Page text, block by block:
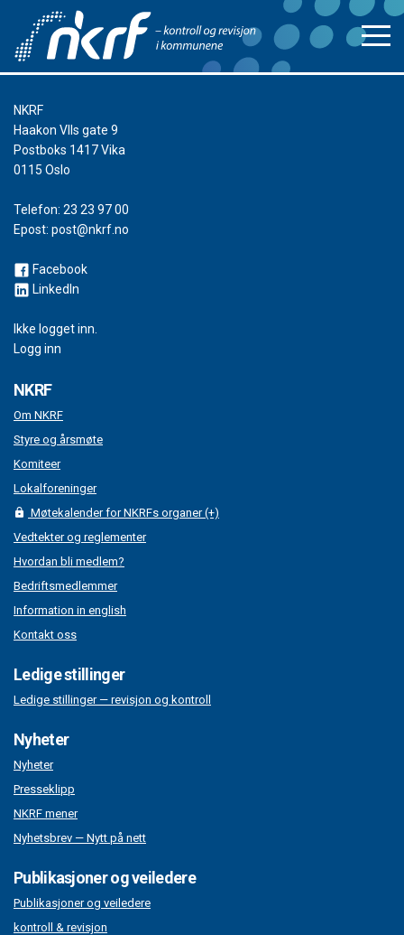
NKRF
Haakon VIIs gate 9
Postboks 1417 Vika
0115 Oslo
Telefon: 23 23 97 00
Epost: post@nkrf.no
Facebook
LinkedIn
Ikke logget inn.
Logg inn
NKRF
Om NKRF
Styre og årsmøte
Komiteer
Lokalforeninger
Møtekalender for NKRFs organer (+)
Vedtekter og reglementer
Hvordan bli medlem?
Bedriftsmedlemmer
Information in english
Kontakt oss
Ledige stillinger
Ledige stillinger — revisjon og kontroll
Nyheter
Nyheter
Presseklipp
NKRF mener
Nyhetsbrev — Nytt på nett
Publikasjoner og veiledere
Publikasjoner og veiledere
kontroll & revisjon